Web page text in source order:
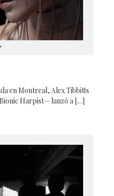
en Montreal, Alex Tibbitts
Harpist— lanzó a […]